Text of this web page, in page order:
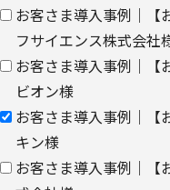
ついて、電子的な伝送ま
渡しにて提供いたします。
なお、上記利用目的の範
社およびパートナー企業
ます。
【委託先に関して】
当社は、委託業務により
機密保持契約を締結し委託
お客さま導入事例｜【
フサイエンス株式会社
お客さま導入事例｜【
ビオン様
お客さま導入事例｜【
キン様
お客さま導入事例｜【